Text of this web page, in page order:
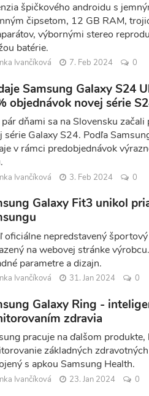
špičkového androidu s
čipsetom, 12 GB RAM,
výbornými stereo
batérie.
Ivančíková 7. Feb 2024 0
Samsung Galaxy S24
objednávok novej série
pár dňami sa na Slovensku
série Galaxy S24. Podľa
v rámci predobjednávok
Ivančíková 3. Feb 2024 0
Galaxy Fit3 unikol
oficiálne nepredstavený
na webovej stránke
parametre a dizajn.
Ivančíková 31. Jan 2024 0
Galaxy Ring -
zdravia
pracuje na ďalšom
základných
s apkou Samsung Health.
Ivančíková 23. Jan 2024 0